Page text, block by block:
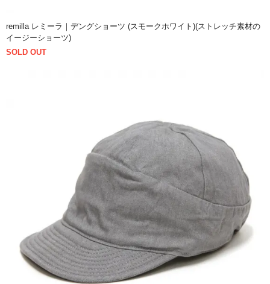
remilla レミーラ｜デングショーツ (スモークホワイト)(ストレッチ素材の
イージーショーツ)
SOLD OUT